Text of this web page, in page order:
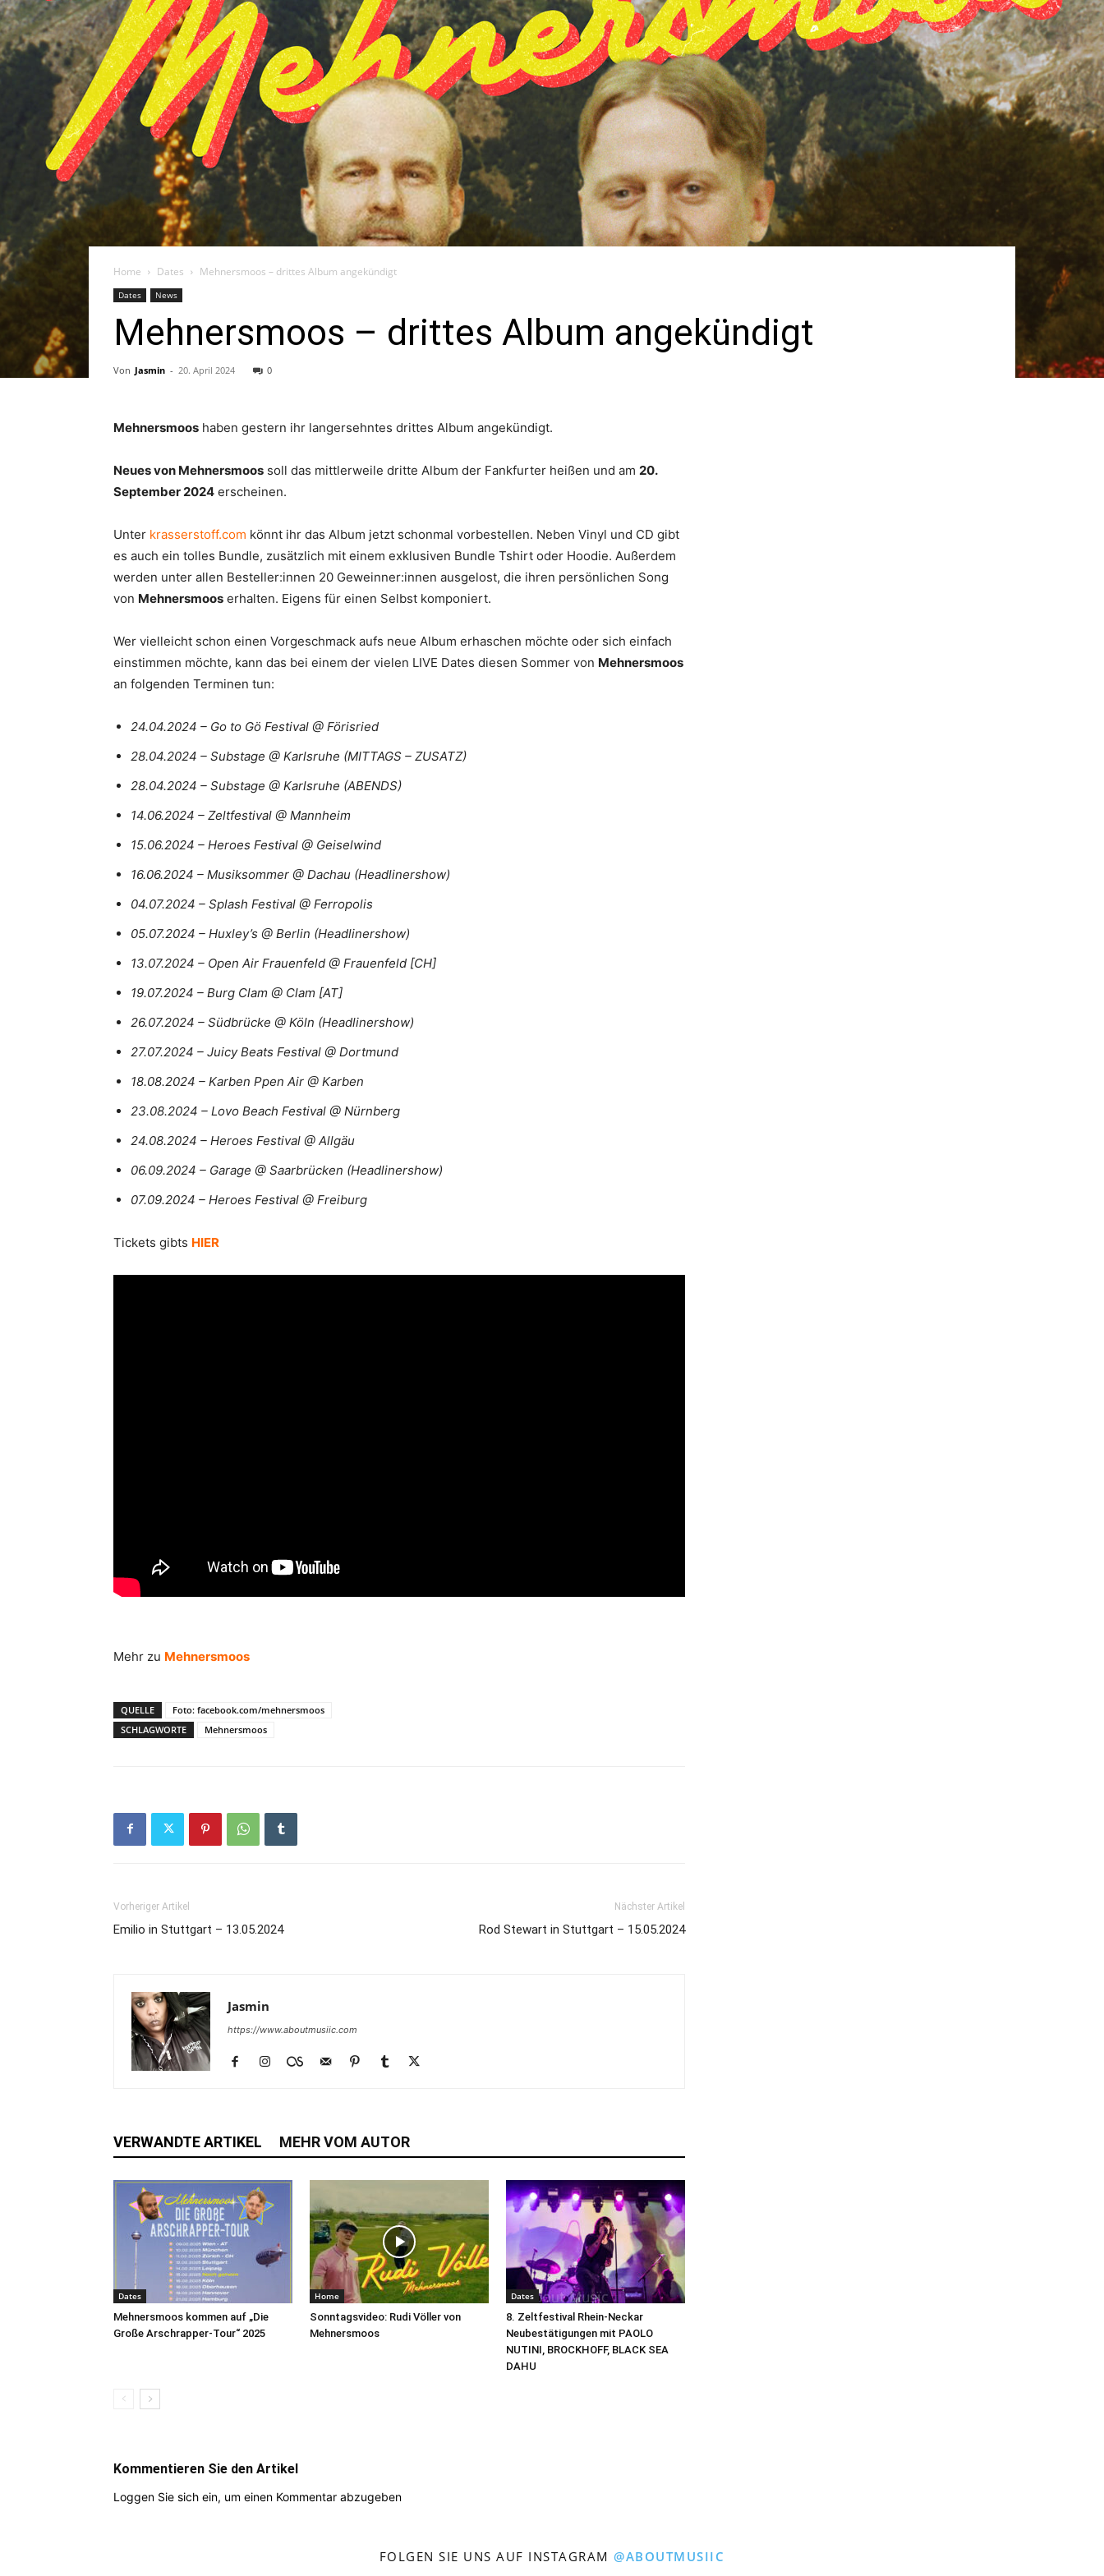
Home Dates Mehnersmoos – drittes Album angekündigt
Dates News
Mehnersmoos – drittes Album angekündigt
Von Jasmin - 20. April 2024 0
Mehnersmoos haben gestern ihr langersehntes drittes Album angekündigt.
Neues von Mehnersmoos soll das mittlerweile dritte Album der Fankfurter heißen und am 20.
September 2024 erscheinen.
Unter krasserstoff.com könnt ihr das Album jetzt schonmal vorbestellen. Neben Vinyl und CD gibt
es auch ein tolles Bundle, zusätzlich mit einem exklusiven Bundle Tshirt oder Hoodie. Außerdem
werden unter allen Besteller:innen 20 Geweinner:innen ausgelost, die ihren persönlichen Song
von Mehnersmoos erhalten. Eigens für einen Selbst komponiert.
Wer vielleicht schon einen Vorgeschmack aufs neue Album erhaschen möchte oder sich einfach
einstimmen möchte, kann das bei einem der vielen LIVE Dates diesen Sommer von Mehnersmoos
an folgenden Terminen tun:
24.04.2024 – Go to Gö Festival @ Förisried
28.04.2024 – Substage @ Karlsruhe (MITTAGS – ZUSATZ)
28.04.2024 – Substage @ Karlsruhe (ABENDS)
14.06.2024 – Zeltfestival @ Mannheim
15.06.2024 – Heroes Festival @ Geiselwind
16.06.2024 – Musiksommer @ Dachau (Headlinershow)
04.07.2024 – Splash Festival @ Ferropolis
05.07.2024 – Huxley’s @ Berlin (Headlinershow)
13.07.2024 – Open Air Frauenfeld @ Frauenfeld [CH]
19.07.2024 – Burg Clam @ Clam [AT]
26.07.2024 – Südbrücke @ Köln (Headlinershow)
27.07.2024 – Juicy Beats Festival @ Dortmund
18.08.2024 – Karben Ppen Air @ Karben
23.08.2024 – Lovo Beach Festival @ Nürnberg
24.08.2024 – Heroes Festival @ Allgäu
06.09.2024 – Garage @ Saarbrücken (Headlinershow)
07.09.2024 – Heroes Festival @ Freiburg
Tickets gibts HIER
Mehr zu Mehnersmoos
QUELLE
Foto: facebook.com/mehnersmoos
SCHLAGWORTE
Mehnersmoos
Vorheriger Artikel
Emilio in Stuttgart – 13.05.2024
Nächster Artikel
Rod Stewart in Stuttgart – 15.05.2024
Jasmin
https://www.aboutmusiic.com
VERWANDTE ARTIKEL MEHR VOM AUTOR
Dates
Mehnersmoos kommen auf „Die
Große Arschrapper-Tour“ 2025
Home
Sonntagsvideo: Rudi Völler von
Mehnersmoos
Dates
8. Zeltfestival Rhein-Neckar
Neubestätigungen mit PAOLO
NUTINI, BROCKHOFF, BLACK SEA
DAHU
Kommentieren Sie den Artikel
Loggen Sie sich ein, um einen Kommentar abzugeben
FOLGEN SIE UNS AUF INSTAGRAM@ABOUTMUSIIC